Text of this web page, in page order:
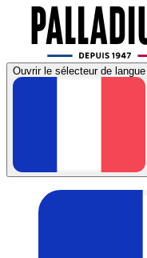
Ouvrir le sélecteur de langue